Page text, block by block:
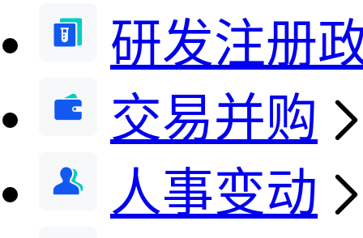
研发注册
交易并购
人事变动